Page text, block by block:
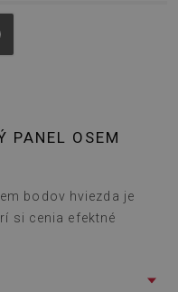
PANEL OSEM
bodov hviezda je
si cenia efektné